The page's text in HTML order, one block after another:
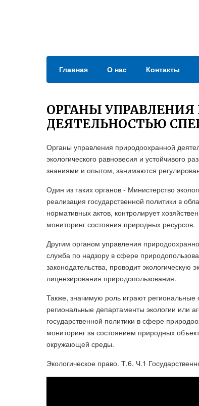
Главная О нас Контакты
ОРГАНЫ
ДЕЯТЕЛЬНОСТЬЮ
Органы управления природоохранной
экологического равновесия и устойчивого
знаниями и опытом, занимаются
Один из таких органов - Министерство
реализация государственной политики в
нормативных актов, контролирует
мониторинг состояния природных ресурсов.
Другим органом управления
служба по надзору в сфере
законодательства, проводит экологическую
лицензирования природопользования.
Также, значимую роль играют
региональные департаменты экологии или
государственной политики в сфере
мониторинг за состоянием природных
окружающей среды.
Экологическое право. Т.6. Ч.1